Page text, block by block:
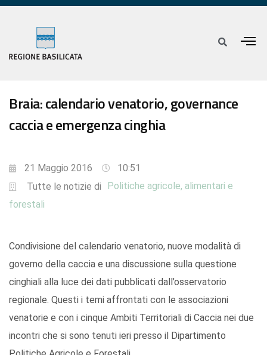
Braia: calendario venatorio, governance
caccia e emergenza cinghia
21 Maggio 2016
10:51
Tutte le notizie di
Politiche agricole, alimentari e
forestali
Condivisione del calendario venatorio, nuove modalità di
governo della caccia e una discussione sulla questione
cinghiali alla luce dei dati pubblicati dall’osservatorio
regionale. Questi i temi affrontati con le associazioni
venatorie e con i cinque Ambiti Territoriali di Caccia nei due
incontri che si sono tenuti ieri presso il Dipartimento